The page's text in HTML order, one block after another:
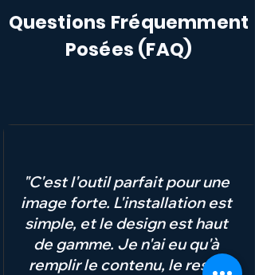
Questions Fréquemment
Posées (FAQ)
"C'est l'outil parfait pour une
image forte. L'installation est
simple, et le design est haut
de gamme. Je n'ai eu qu'à
remplir le contenu, le reste